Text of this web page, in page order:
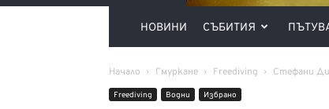
НОВИНИ СЪБИТИЯ
Начало Гмуркане Freediving Стефани
Freediving Водни Избрано